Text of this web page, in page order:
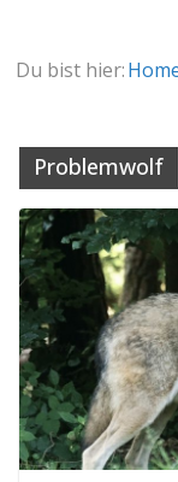
Du bist hier:
Problemwolf